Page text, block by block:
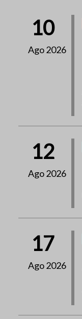
10
Ago 2026
12
Ago 2026
17
Ago 2026